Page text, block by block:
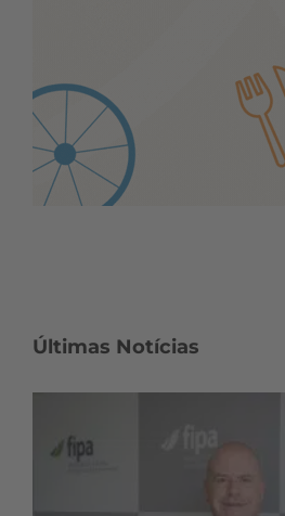
Últimas Notícias